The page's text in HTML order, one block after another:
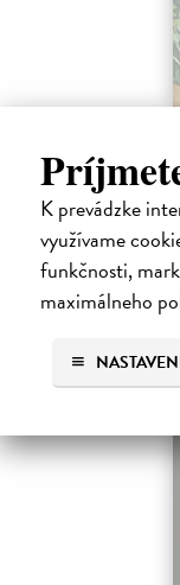
K prevádzke
využívame
funkčnosti,
maximálneho
Bombjaková Daša|
Ich deti denne
koncept viny,
zdieľaní múdrosti a
Na sklade
16,06 €